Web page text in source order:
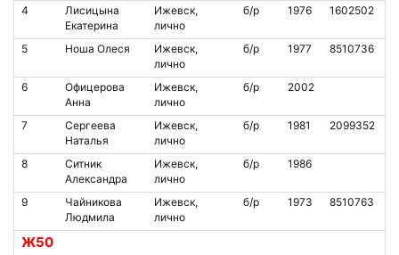
4
Лисицына
Екатерина
Ижевск,
лично
б/р 1976 1602502
5 Ноша Олеся
Ижевск,
лично
б/р 1977 8510736
6
Офицерова
Анна
Ижевск,
лично
б/р 2002
7
Сергеева
Наталья
Ижевск,
лично
б/р 1981 2099352
8
Ситник
Александра
Ижевск,
лично
б/р 1986
9
Чайникова
Людмила
Ижевск,
лично
б/р 1973 8510763
Ж50